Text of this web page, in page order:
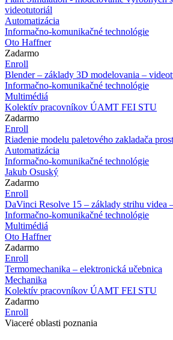
videotutoriál
Automatizácia
Informačno-komunikačné technológie
Oto Haffner
Zadarmo
Enroll
Blender – základy 3D modelovania –
Informačno-komunikačné technológie
Multimédiá
Kolektív pracovníkov ÚAMT FEI STU
Zadarmo
Enroll
Riadenie modelu paletového zakladača
Automatizácia
Informačno-komunikačné technológie
Jakub Osuský
Zadarmo
Enroll
DaVinci Resolve 15 – základy strihu videa
Informačno-komunikačné technológie
Multimédiá
Oto Haffner
Zadarmo
Enroll
Termomechanika – elektronická učebnica
Mechanika
Kolektív pracovníkov ÚAMT FEI STU
Zadarmo
Enroll
Viaceré oblasti poznania